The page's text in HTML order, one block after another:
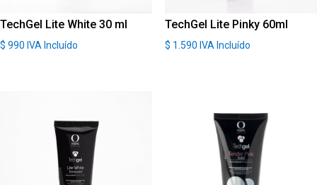
TechGel Lite White 30 ml
$ 990 IVA Incluído
TechGel Lite Pinky 60ml
$ 1.590 IVA Incluído